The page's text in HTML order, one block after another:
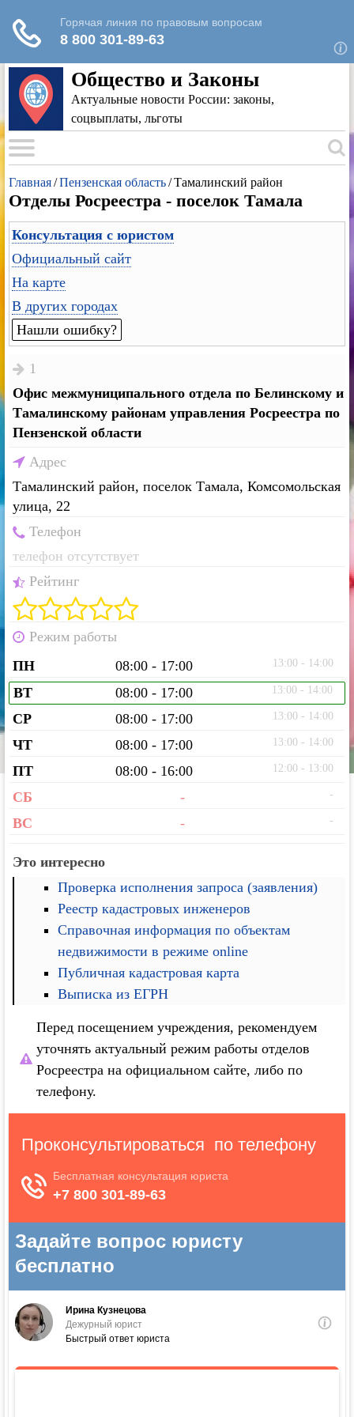
Общество и Законы
Актуальные новости России: законы,
соцвыплаты, льготы
Главная/Пензенская область/Тамалинский район
Отделы Росреестра - поселок Тамала
Консультация с юристом
Официальный сайт
На карте
В других городах
Нашли ошибку?
1
Офис межмуниципального отдела по Белинскому и
Тамалинскому районам управления Росреестра по
Пензенской области
Адрес
Тамалинский район, поселок Тамала, Комсомольская
улица, 22
Телефон
телефон отсутствует
Рейтинг
Режим работы
ПН
08:00 - 17:00 13:00 - 14:00
ВТ 08:00 - 17:00 13:00 - 14:00
СР 08:00 - 17:00 13:00 - 14:00
ЧТ 08:00 - 17:00 13:00 - 14:00
ПТ 08:00 - 16:00 12:00 - 13:00
СБ - -
ВС - -
Это интересно
Проверка исполнения запроса (заявления)
Реестр кадастровых инженеров
Справочная информация по объектам
недвижимости в режиме online
Публичная кадастровая карта
Выписка из ЕГРН
Перед посещением учреждения, рекомендуем
уточнять актуальный режим работы отделов
Росреестра на официальном сайте, либо по
телефону.
Для любых предложений по сайту: rk-
reestr@cp9.ru